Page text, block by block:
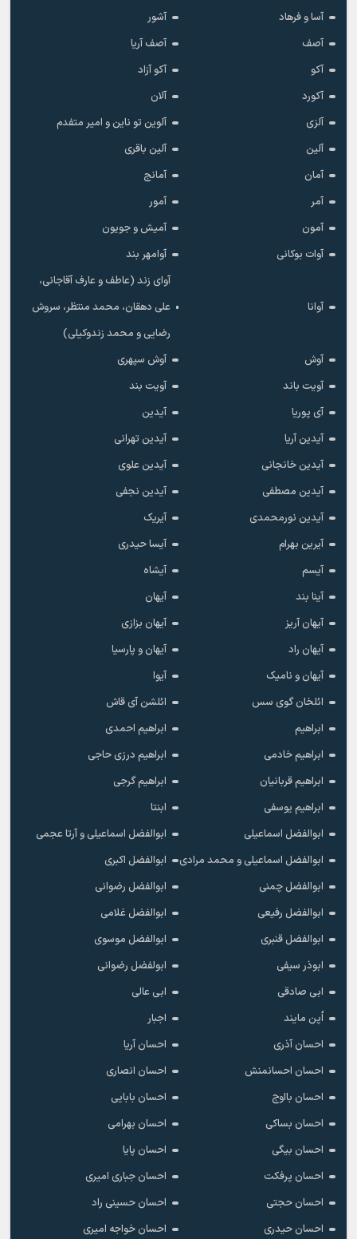
آسا و فرهاد
آشور
آصف
آصف آریا
آکو
آکو آزاد
آکورد
آلان
آلزی
آلوین تو ناین و امیر متفدم
آلین
آلین باقری
آمان
آمانج
آمر
آمور
آمون
آمیش و جویون
آوات بوکانی
آوامهر بند
آوانا
آوای زند (عاطف و عارف آقاجانی،
علی دهقان، محمد منتظر، سروش
رضایی و محمد زندوکیلی)
آوش
آوش سپهری
آویت باند
آویت بند
آی پوریا
آیدین
آیدین آریا
آیدین تهرانی
آیدین خانجانی
آیدین علوی
آیدین مصطفی
آیدین نجفی
آیدین نورمحمدی
آیریک
آیرین بهرام
آیسا حیدری
آیسم
آیشاه
آینا بند
آیهان
آیهان آریز
آیهان بزازی
آیهان راد
آیهان و پارسیا
آیهان و نامیک
آیوا
ائلخان گوی سس
ائلشن آی قاش
ابراهیم
ابراهیم احمدی
ابراهیم خادمی
ابراهیم درزی حاجی
ابراهیم قربانیان
ابراهیم گرجی
ابراهیم یوسفی
ابنتا
ابوالفضل اسماعیلی
ابوالفضل اسماعیلی و آرتا عجمی
ابوالفضل اسماعیلی و محمد مرادی
ابوالفضل اکبری
ابوالفضل چمنی
ابوالفضل رضوانی
ابوالفضل رفیعی
ابوالفضل غلامی
ابوالفضل قنبری
ابوالفضل موسوی
ابوذر سیفی
ابولفضل رضوانی
ابی صادقی
ابی عالی
اُپن مایند
اجبار
احسان آذری
احسان آریا
احسان احسانمنش
احسان انصاری
احسان بااوج
احسان بابایی
احسان بساکی
احسان بهرامی
احسان بیگی
احسان پایا
احسان پرفکت
احسان جباری امیری
احسان حجتی
احسان حسینی راد
احسان حیدری
احسان خواجه امیری